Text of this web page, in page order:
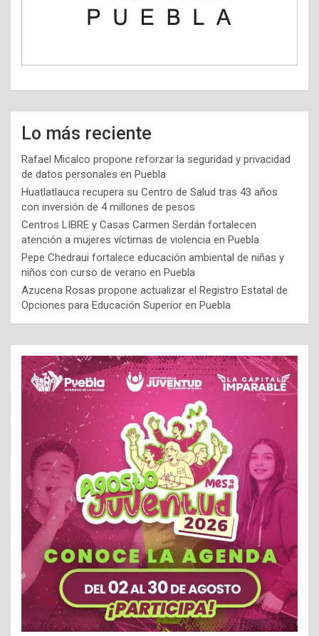
Lo más reciente
Rafael Micalco propone reforzar la seguridad y privacidad
de datos personales en Puebla
Huatlatlauca recupera su Centro de Salud tras 43 años
con inversión de 4 millones de pesos
Centros LIBRE y Casas Carmen Serdán fortalecen
atención a mujeres víctimas de violencia en Puebla
Pepe Chedraui fortalece educación ambiental de niñas y
niños con curso de verano en Puebla
Azucena Rosas propone actualizar el Registro Estatal de
Opciones para Educación Superior en Puebla